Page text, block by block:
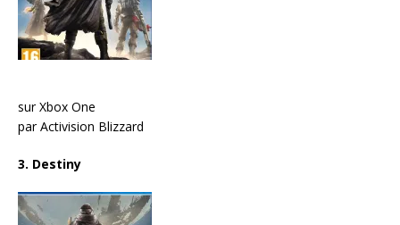
sur Xbox One
par Activision Blizzard
3. Destiny